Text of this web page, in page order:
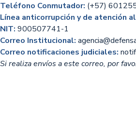
Teléfono Conmutador: (+57)
Línea anticorrupción y de atención
NIT: 900507741-1
Correo Institucional:
Correo notificaciones judiciales:
Si realiza envíos a este correo, por